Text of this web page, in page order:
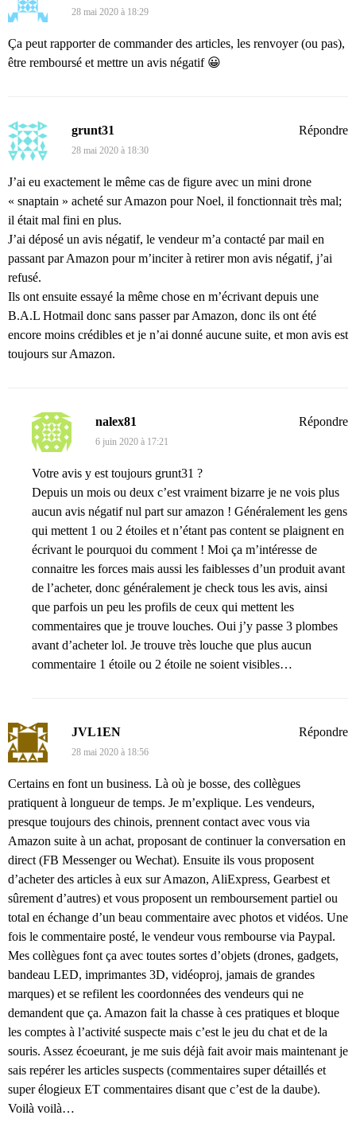
28 mai 2020 à 18:29
Ça peut rapporter de commander des articles, les renvoyer (ou pas),
être remboursé et mettre un avis négatif 😀
grunt31
28 mai 2020 à 18:30
J’ai eu exactement le même cas de figure avec un mini drone
« snaptain » acheté sur Amazon pour Noel, il fonctionnait très mal;
il était mal fini en plus.
J’ai déposé un avis négatif, le vendeur m’a contacté par mail en
passant par Amazon pour m’inciter à retirer mon avis négatif, j’ai
refusé.
Ils ont ensuite essayé la même chose en m’écrivant depuis une
B.A.L Hotmail donc sans passer par Amazon, donc ils ont été
encore moins crédibles et je n’ai donné aucune suite, et mon avis est
toujours sur Amazon.
Répondre
nalex81
6 juin 2020 à 17:21
Votre avis y est toujours grunt31 ?
Depuis un mois ou deux c’est vraiment bizarre je ne vois plus
aucun avis négatif nul part sur amazon ! Généralement les gens
qui mettent 1 ou 2 étoiles et n’étant pas content se plaignent en
écrivant le pourquoi du comment ! Moi ça m’intéresse de
connaitre les forces mais aussi les faiblesses d’un produit avant
de l’acheter, donc généralement je check tous les avis, ainsi
que parfois un peu les profils de ceux qui mettent les
commentaires que je trouve louches. Oui j’y passe 3 plombes
avant d’acheter lol. Je trouve très louche que plus aucun
commentaire 1 étoile ou 2 étoile ne soient visibles…
Répondre
JVL1EN
28 mai 2020 à 18:56
Certains en font un business. Là où je bosse, des collègues
pratiquent à longueur de temps. Je m’explique. Les vendeurs,
presque toujours des chinois, prennent contact avec vous via
Amazon suite à un achat, proposant de continuer la conversation en
direct (FB Messenger ou Wechat). Ensuite ils vous proposent
d’acheter des articles à eux sur Amazon, AliExpress, Gearbest et
sûrement d’autres) et vous proposent un remboursement partiel ou
total en échange d’un beau commentaire avec photos et vidéos. Une
fois le commentaire posté, le vendeur vous rembourse via Paypal.
Mes collègues font ça avec toutes sortes d’objets (drones, gadgets,
bandeau LED, imprimantes 3D, vidéoproj, jamais de grandes
marques) et se refilent les coordonnées des vendeurs qui ne
demandent que ça. Amazon fait la chasse à ces pratiques et bloque
les comptes à l’activité suspecte mais c’est le jeu du chat et de la
souris. Assez écoeurant, je me suis déjà fait avoir mais maintenant je
sais repérer les articles suspects (commentaires super détaillés et
super élogieux ET commentaires disant que c’est de la daube).
Voilà voilà…
Répondre